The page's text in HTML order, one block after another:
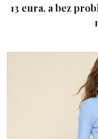
13 eura, a bez